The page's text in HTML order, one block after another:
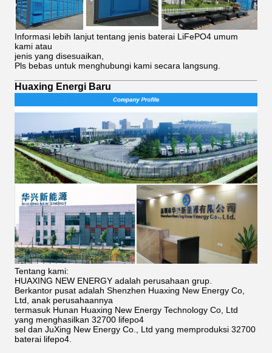
Informasi lebih lanjut tentang jenis baterai LiFePO4 umum
kami atau
jenis yang disesuaikan,
Pls bebas untuk menghubungi kami secara langsung.
Huaxing Energi Baru
Tentang kami:
HUAXING NEW ENERGY adalah perusahaan grup.
Berkantor pusat adalah Shenzhen Huaxing New Energy Co,
Ltd, anak perusahaannya
termasuk Hunan Huaxing New Energy Technology Co, Ltd
yang menghasilkan 32700 lifepo4
sel dan JuXing New Energy Co., Ltd yang memproduksi 32700
baterai lifepo4.